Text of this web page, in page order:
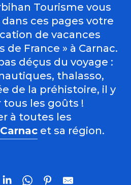
Tourisme vous
ces pages votre
de vacances
de France » à Carnac.
déçus du voyage :
thalasso,
de la préhistoire, il y
tous les goûts !
à toutes les
et sa région.